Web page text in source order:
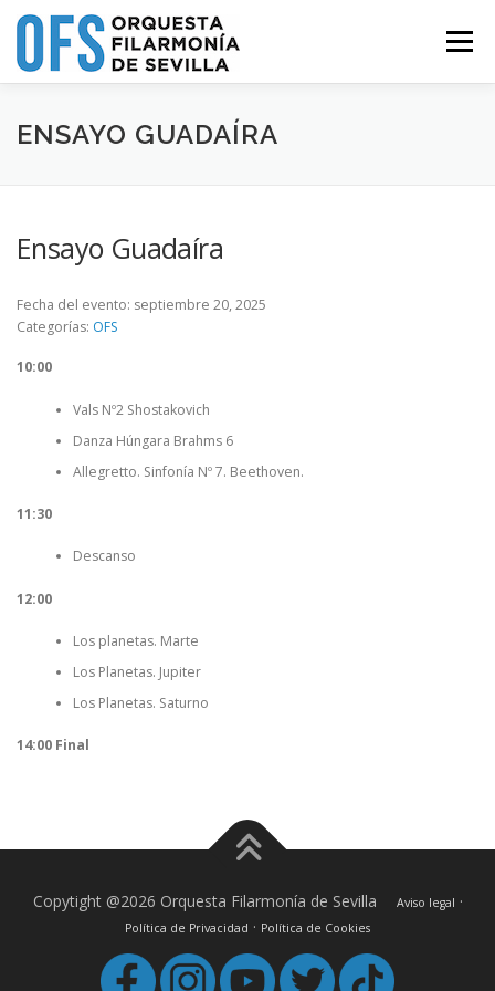
contenido
Menú
QUIÉNES SOMOS PROYECTOS
ENSAYO GUADAÍRA
Ensayo Guadaíra
Fecha del evento: septiembre 20, 2025
Categorías: OFS
10:00
Vals Nº2 Shostakovich
Danza Húngara Brahms 6
Allegretto. Sinfonía Nº 7. Beethoven.
11:30
Descanso
12:00
Los planetas. Marte
Los Planetas. Jupiter
Los Planetas. Saturno
14:00 Final
Copytight @2026 Orquesta Filarmonía de Sevilla Aviso legal ·
Política de Privacidad · Política de Cookies